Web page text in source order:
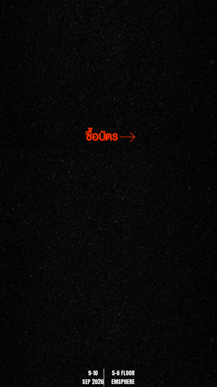
ซื้อบัตร
9–10
SEP 2026
5-6 FLOOR
EMSPHERE